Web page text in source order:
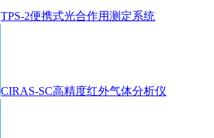
TPS-2便携式光合作用测定系统
CIRAS-SC高精度红外气体分析仪